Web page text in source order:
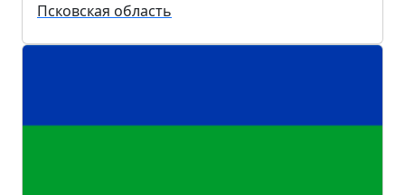
Псковская область